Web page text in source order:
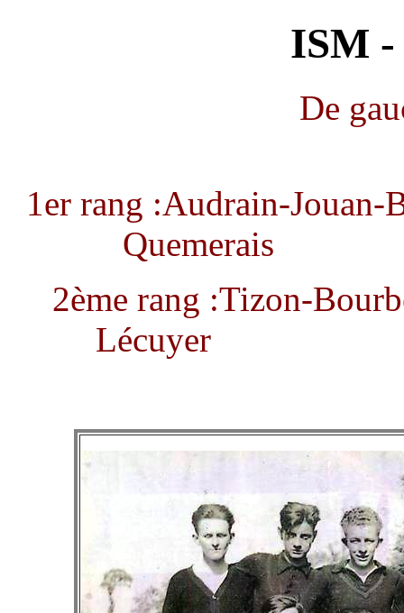
ISM -
De
1er rang :Audrain-
2ème rang :Tizon-